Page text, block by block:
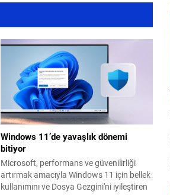
Windows 11’de yavaşlık dönemi
bitiyor
Microsoft, performans ve güvenilirliği
artırmak amacıyla Windows 11 için bellek
kullanımını ve Dosya Gezgini'ni iyileştiren